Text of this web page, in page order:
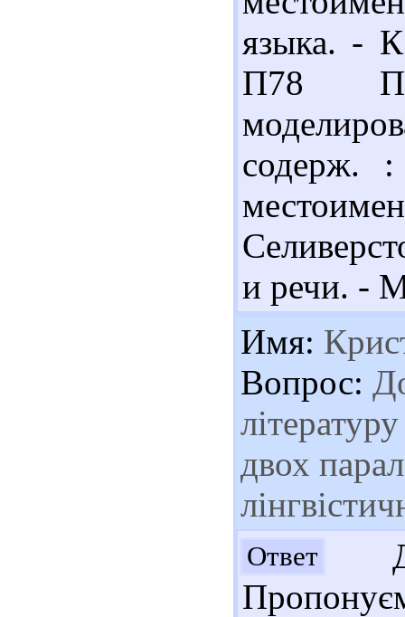
языка. -
П78
содерж.
и речи. -
Имя:
Вопрос:
двох
Ответ